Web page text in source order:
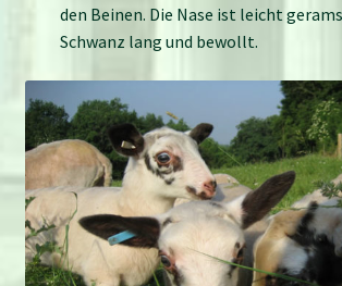
den Beinen. Die Nase ist leicht
Schwanz lang und bewollt.